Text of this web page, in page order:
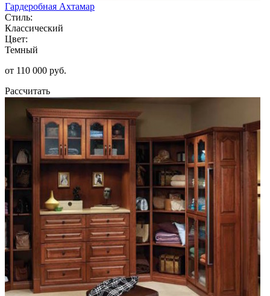
Гардеробная Ахтамар
Стиль:
Классический
Цвет:
Темный
от 110 000 руб.
Рассчитать